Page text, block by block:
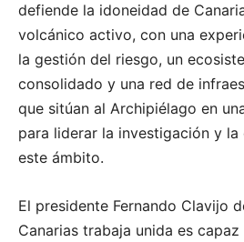
defiende la idoneidad de
volcánico activo, con una
la gestión del riesgo, un
consolidado y una red de
que sitúan al Archipiélago en
para liderar la investigación y
este ámbito.
El presidente Fernando Clavijo
Canarias trabaja unida es